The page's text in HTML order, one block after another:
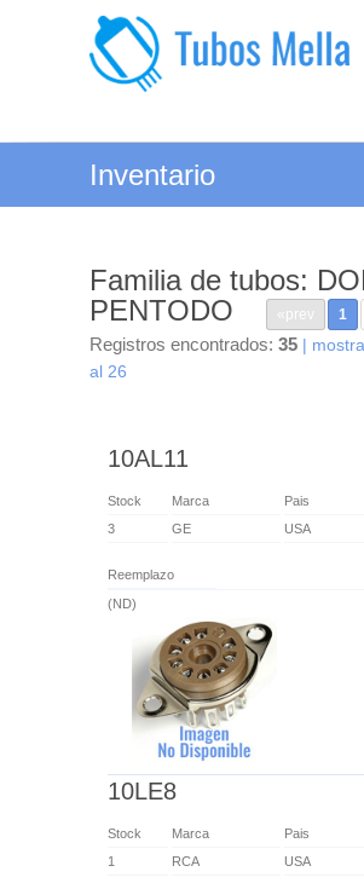
Tubos Mella
Inventario
Familia de tubos:
PENTODO
«prev 1
Registros encontrados: 35 |
al 26
10AL11
Stock Marca
Pais
3
GE USA
Reemplazo
(ND)
10LE8
Stock Marca
Pais
1
RCA USA